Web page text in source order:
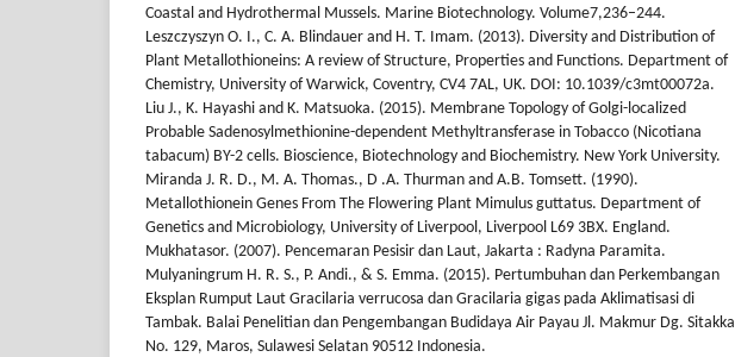
Coastal and Hydrothermal Mussels. Marine Biotechnology. Volume7,236–244.
Leszczyszyn O. I., C. A. Blindauer and H. T. Imam. (2013). Diversity and Distribution of
Plant Metallothioneins: A review of Structure, Properties and Functions. Department of
Chemistry, University of Warwick, Coventry, CV4 7AL, UK. DOI: 10.1039/c3mt00072a.
Liu J., K. Hayashi and K. Matsuoka. (2015). Membrane Topology of Golgi-localized
Probable Sadenosylmethionine-dependent Methyltransferase in Tobacco (Nicotiana
tabacum) BY-2 cells. Bioscience, Biotechnology and Biochemistry. New York University.
Miranda J. R. D., M. A. Thomas., D .A. Thurman and A.B. Tomsett. (1990).
Metallothionein Genes From The Flowering Plant Mimulus guttatus. Department of
Genetics and Microbiology, University of Liverpool, Liverpool L69 3BX. England.
Mukhatasor. (2007). Pencemaran Pesisir dan Laut, Jakarta : Radyna Paramita.
Mulyaningrum H. R. S., P. Andi., & S. Emma. (2015). Pertumbuhan dan Perkembangan
Eksplan Rumput Laut Gracilaria verrucosa dan Gracilaria gigas pada Aklimatisasi di
Tambak. Balai Penelitian dan Pengembangan Budidaya Air Payau Jl. Makmur Dg. Sitakka
No. 129, Maros, Sulawesi Selatan 90512 Indonesia.